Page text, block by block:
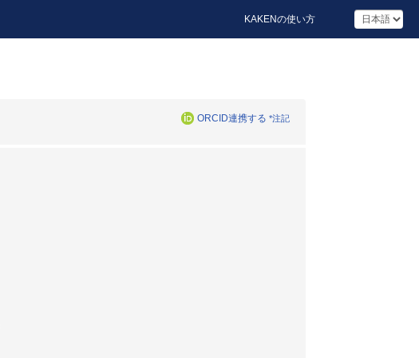
KAKENの使い方
ORCID連携する *注記